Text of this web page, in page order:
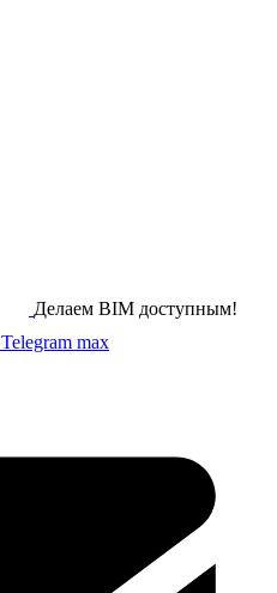
Делаем BIM доступным!
Telegram max